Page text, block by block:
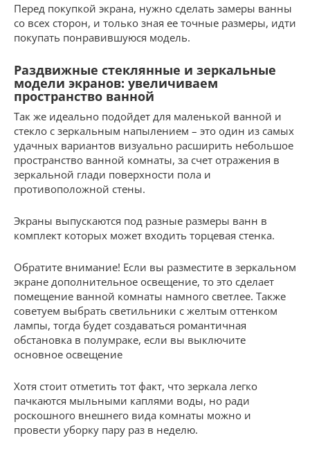
Перед покупкой экрана, нужно сделать замеры ванны
со всех сторон, и только зная ее точные размеры, идти
покупать понравившуюся модель.
Раздвижные стеклянные и зеркальные
модели экранов: увеличиваем
пространство ванной
Так же идеально подойдет для маленькой ванной и
стекло с зеркальным напылением – это один из самых
удачных вариантов визуально расширить небольшое
пространство ванной комнаты, за счет отражения в
зеркальной глади поверхности пола и
противоположной стены.
Экраны выпускаются под разные размеры ванн в
комплект которых может входить торцевая стенка.
Обратите внимание! Если вы разместите в зеркальном
экране дополнительное освещение, то это сделает
помещение ванной комнаты намного светлее. Также
советуем выбрать светильники с желтым оттенком
лампы, тогда будет создаваться романтичная
обстановка в полумраке, если вы выключите
основное освещение
Хотя стоит отметить тот факт, что зеркала легко
пачкаются мыльными каплями воды, но ради
роскошного внешнего вида комнаты можно и
провести уборку пару раз в неделю.